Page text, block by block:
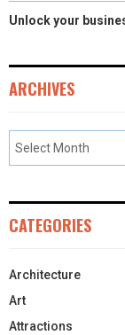
Unlock your
ARCHIVES
CATEGORIES
Architecture
Art
Attractions